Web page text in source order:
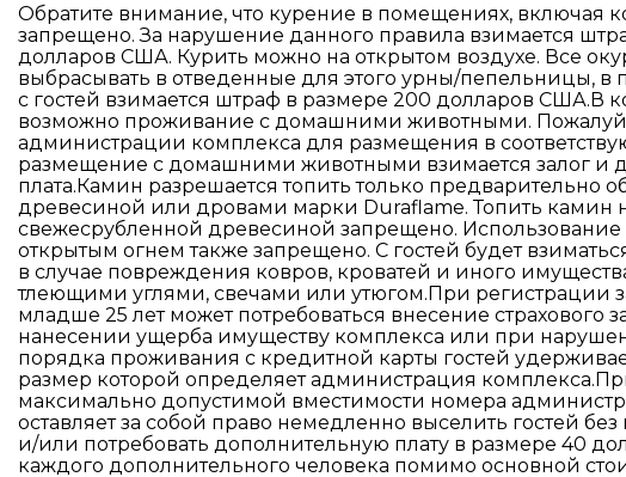
Обратите внимание, что курение в помещениях, включая
запрещено. За нарушение данного правила взимается
долларов США. Курить можно на открытом воздухе. Все
выбрасывать в отведенные для этого урны/пепельницы, в
с гостей взимается штраф в размере 200 долларов США.В
возможно проживание с домашними животными.
администрации комплекса для размещения в
размещение с домашними животными взимается залог и
плата.Камин разрешается топить только предварительно
древесиной или дровами марки Duraflame. Топить камин
свежесрубленной древесиной запрещено. Использование
открытым огнем также запрещено. С гостей будет
в случае повреждения ковров, кроватей и иного
тлеющими углями, свечами или утюгом.При регистрации
младше 25 лет может потребоваться внесение страхового
нанесении ущерба имуществу комплекса или при
порядка проживания с кредитной карты гостей
размер которой определяет администрация
максимально допустимой вместимости номера
оставляет за собой право немедленно выселить гостей без
и/или потребовать дополнительную плату в размере 40
каждого дополнительного человека помимо основной